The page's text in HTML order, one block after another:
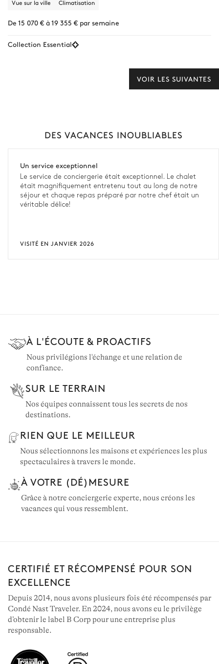
Vue sur la ville Climatisation
De 15 070 € à 19 355 € par semaine
Collection Essential
VOIR LES SUIVANTES
DES VACANCES INOUBLIABLES
Un service exceptionnel
Le service de conciergerie était exceptionnel. Le chalet
était magnifiquement entretenu tout au long de notre
séjour et chaque repas préparé par notre chef était un
véritable délice!
VISITÉ EN JANVIER 2026
À L'ÉCOUTE & PROACTIFS
Nous privilégions l'échange et une relation de
confiance.
SUR LE TERRAIN
Nos équipes connaissent tous les secrets de nos
destinations.
RIEN QUE LE MEILLEUR
Nous sélectionnons les maisons et expériences les plus
spectaculaires à travers le monde.
À VOTRE (DÉ)MESURE
Grâce à notre conciergerie experte, nous créons les
vacances qui vous ressemblent.
CERTIFIÉ ET RÉCOMPENSÉ POUR SON
EXCELLENCE
Depuis 2014, nous avons plusieurs fois été récompensés par
Condé Nast Traveler. En 2024, nous avons eu le privilège
d’obtenir le label B Corp pour une entreprise plus
responsable.